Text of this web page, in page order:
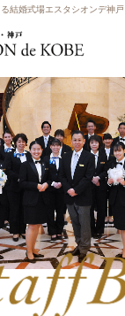
結婚式場エスタシオンデ神戸